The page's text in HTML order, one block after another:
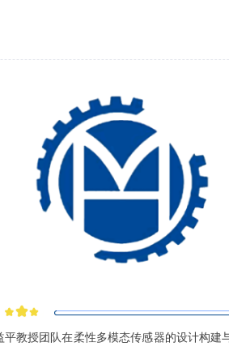
教授团队在柔性多模态传感器的设计构建